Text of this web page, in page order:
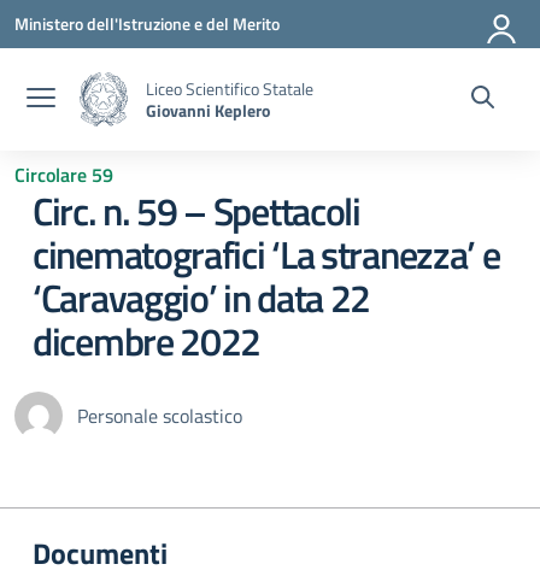
Vai ai contenuti
Vai al menu di navigazione
Vai al footer
Ministero dell'Istruzione e del Merito
Liceo Scientifico Statale
Giovanni Keplero
Circolare 59
Circ. n. 59 – Spettacoli
cinematografici ‘La stranezza’ e
‘Caravaggio’ in data 22
dicembre 2022
Personale scolastico
Documenti